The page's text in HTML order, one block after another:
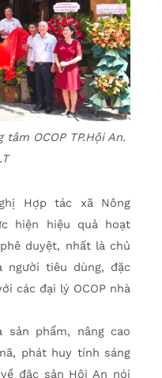
OCOP TP.Hội An.
Hợp tác xã Nông
hiện hiệu quả hoạt
duyệt, nhất là chủ
người tiêu dùng, đặc
các đại lý OCOP nhà
sản phẩm, nâng cao
phát huy tính sáng
đặc sản Hội An nói